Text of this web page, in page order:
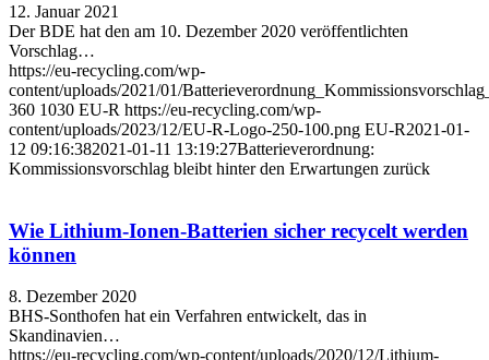
12. Januar 2021
Der BDE hat den am 10. Dezember 2020 veröffentlichten
Vorschlag…
https://eu-recycling.com/wp-
content/uploads/2021/01/
360 1030 EU-R https://eu-recycling.com/wp-
content/uploads/2023/12/EU-R-Logo-250-100.png EU-R2021-01-
12 09:16:382021-01-11 13:19:27Batterieverordnung:
Kommissionsvorschlag bleibt hinter den Erwartungen zurück
Wie Lithium-Ionen-Batterien sicher recycelt werden
können
8. Dezember 2020
BHS-Sonthofen hat ein Verfahren entwickelt, das in
Skandinavien…
https://eu-recycling.com/wp-content/uploads/2020/12/Lithium-